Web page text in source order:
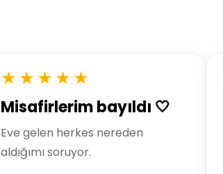
★★★★★
Misafirlerim bayıldı 🤍
Eve gelen herkes nereden
aldığımı soruyor.